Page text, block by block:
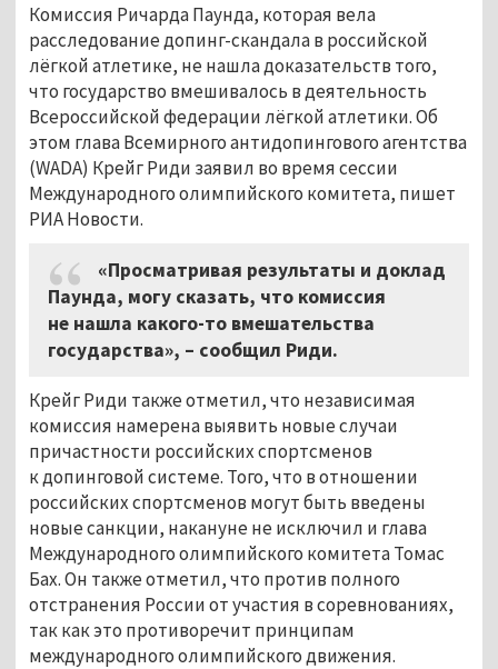
Комиссия Ричарда Паунда, которая вела
расследование допинг-скандала в российской
лёгкой атлетике, не нашла доказательств того,
что государство вмешивалось в деятельность
Всероссийской федерации лёгкой атлетики. Об
этом глава Всемирного антидопингового агентства
(WADA) Крейг Риди заявил во время сессии
Международного олимпийского комитета, пишет
РИА Новости.
«Просматривая результаты и доклад
Паунда, могу сказать, что комиссия
не нашла какого-то вмешательства
государства», – сообщил Риди.
Крейг Риди также отметил, что независимая
комиссия намерена выявить новые случаи
причастности российских спортсменов
к допинговой системе. Того, что в отношении
российских спортсменов могут быть введены
новые санкции, накануне не исключил и глава
Международного олимпийского комитета Томас
Бах. Он также отметил, что против полного
отстранения России от участия в соревнованиях,
так как это противоречит принципам
международного олимпийского движения.